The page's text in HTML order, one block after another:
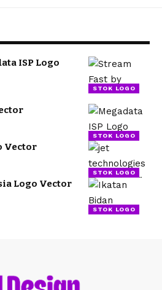
STOK LOGO
ISP Logo
STOK LOGO
STOK LOGO
Vector
STOK LOGO
Logo Vector